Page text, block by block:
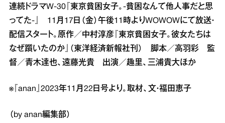
連続ドラマW‐30『東京貧困女子。‐貧困なんて他人事だと思
ってた‐』 11月17日（金）午後11時よりWOWOWにて放送・
配信スタート。原作／中村淳彦『東京貧困女子。彼女たちは
なぜ躓いたのか』（東洋経済新報社刊） 脚本／高羽彩 監
督／青木達也、遠藤光貴 出演／趣里、三浦貴大ほか
※『anan』2023年11月22日号より。取材、文・福田恵子
（by anan編集部）